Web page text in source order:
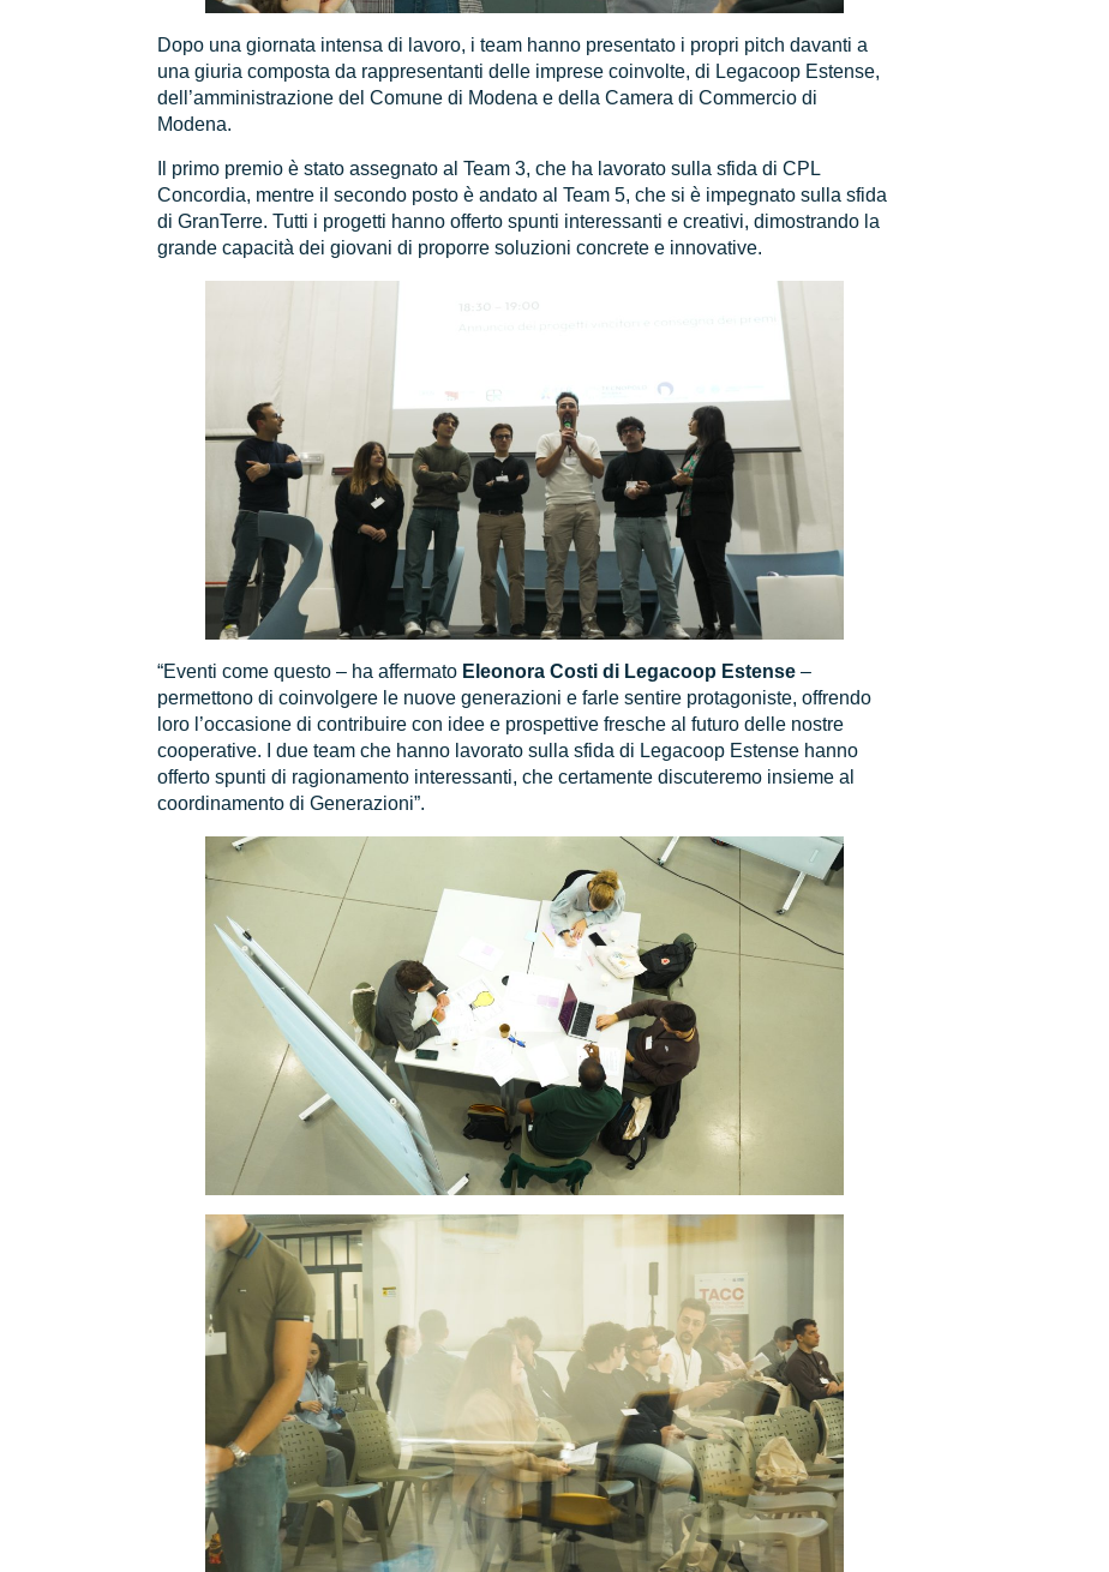
Dopo una giornata intensa di lavoro, i team hanno presentato i propri pitch davanti a
una giuria composta da rappresentanti delle imprese coinvolte, di Legacoop Estense,
dell’amministrazione del Comune di Modena e della Camera di Commercio di
Modena.
Il primo premio è stato assegnato al Team 3, che ha lavorato sulla sfida di CPL
Concordia, mentre il secondo posto è andato al Team 5, che si è impegnato sulla sfida
di GranTerre. Tutti i progetti hanno offerto spunti interessanti e creativi, dimostrando la
grande capacità dei giovani di proporre soluzioni concrete e innovative.
“Eventi come questo – ha affermato Eleonora Costi di Legacoop Estense –
permettono di coinvolgere le nuove generazioni e farle sentire protagoniste, offrendo
loro l’occasione di contribuire con idee e prospettive fresche al futuro delle nostre
cooperative. I due team che hanno lavorato sulla sfida di Legacoop Estense hanno
offerto spunti di ragionamento interessanti, che certamente discuteremo insieme al
coordinamento di Generazioni”.